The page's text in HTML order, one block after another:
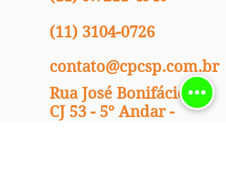
(11) 3104-0726
contato@cpcsp.com.br
Rua José Bonifácio, 24
CJ 53 - 5° Andar -